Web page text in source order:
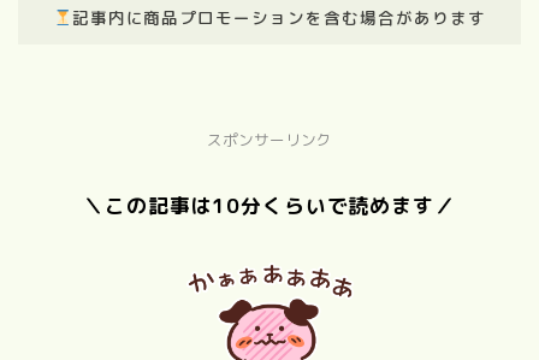
記事内に商品プロモーションを含む場合があります
スポンサーリンク
＼この記事は10分くらいで読めます／